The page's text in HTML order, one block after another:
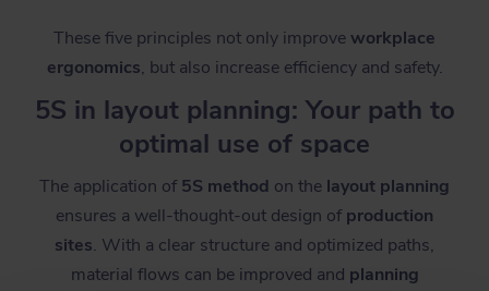
These five principles not only improveworkplace
ergonomics, but also increase efficiency and safety.
5S in layout planning: Your path to
optimal use of space
The application of 5S method on the layout planning
ensures a well-thought-out design of production
sites. With a clear structure and optimized paths,
material flows can be improved and planning